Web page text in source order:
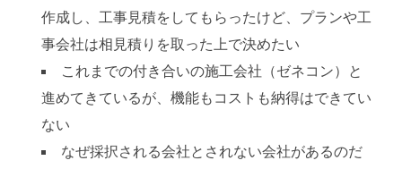
作成し、工事見積をしてもらったけど、プランや工
事会社は相見積りを取った上で決めたい
これまでの付き合いの施工会社（ゼネコン）と
進めてきているが、機能もコストも納得はできてい
ない
なぜ採択される会社とされない会社があるのだ